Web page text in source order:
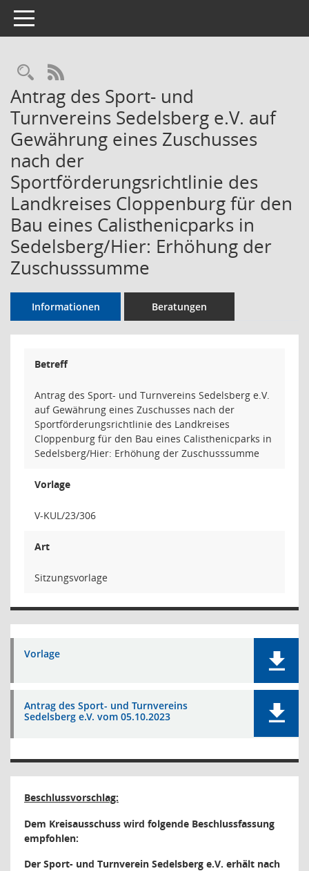
Toggle navigation
Rechercheauswahl
RSS-Feed
Antrag des Sport- und
Turnvereins Sedelsberg e.V. auf
Gewährung eines Zuschusses
nach der
Sportförderungsrichtlinie des
Landkreises Cloppenburg für den
Bau eines Calisthenicparks in
Sedelsberg/Hier: Erhöhung der
Zuschusssumme
Informationen Beratungen
Betreff
Antrag des Sport- und Turnvereins Sedelsberg e.V.
auf Gewährung eines Zuschusses nach der
Sportförderungsrichtlinie des Landkreises
Cloppenburg für den Bau eines Calisthenicparks in
Sedelsberg/Hier: Erhöhung der Zuschusssumme
Vorlage
V-KUL/23/306
Art
Sitzungsvorlage
Vorlage
Antrag des Sport- und Turnvereins
Sedelsberg e.V. vom 05.10.2023
Beschlussvorschlag:
Dem Kreisausschuss wird folgende Beschlussfassung
empfohlen:
Der Sport- und Turnverein Sedelsberg e.V. erhält nach